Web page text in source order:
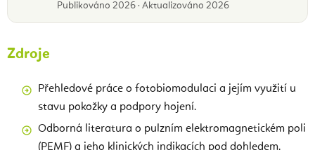
Publikováno 2026 · Aktualizováno 2026
Zdroje
Přehledové práce o fotobiomodulaci a jejím využití u
stavu pokožky a podpory hojení.
Odborná literatura o pulzním elektromagnetickém poli
(PEMF) a jeho klinických indikacích pod dohledem.